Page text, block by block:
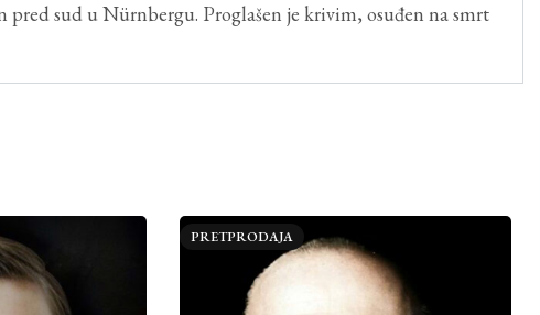
sud u Nürnbergu. Proglašen je krivim, osuđen na smrt
PRETPRODAJA